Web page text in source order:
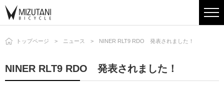
トップページ ニュース NINER RLT9 RDO 発表されました！
NINER RLT9 RDO 発表されました！